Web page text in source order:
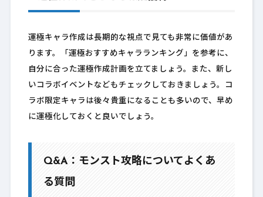
運極キャラ作成は長期的な視点で見ても非常に価値があ
ります。「運極おすすめキャラランキング」を参考に、
自分に合った運極作成計画を立てましょう。また、新し
いコラボイベントなどもチェックしておきましょう。コ
ラボ限定キャラは後々貴重になることも多いので、早め
に運極化しておくと良いでしょう。
Q&A：モンスト攻略についてよくあ
る質問